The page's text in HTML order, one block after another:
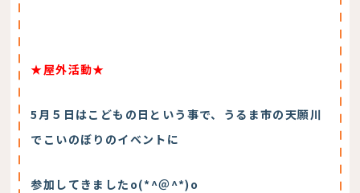
★屋外活動★
5月５日はこどもの日という事で、うるま市の天願川
でこいのぼりのイベントに
参加してきましたo(*^＠^*)o